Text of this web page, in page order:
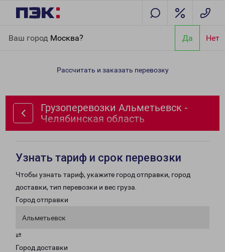
Ваш город Москва? Да Нет
Челябинская область
Рассчитать и заказать перевозку
Грузоперевозки Альметьевск -
Челябинская область
Узнать тариф и срок перевозки
Чтобы узнать тариф, укажите город отправки, город
доставки, тип перевозки и вес груза.
Город отправки
Альметьевск
⇄
Город доставки